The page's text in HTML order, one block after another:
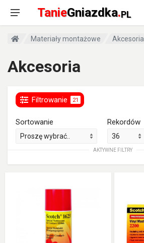
TanieGniazdka.PL
Materiały montażowe Akcesoria
Akcesoria
Filtrowanie 21
Sortowanie Rekordów
AKTYWNE FILTRY